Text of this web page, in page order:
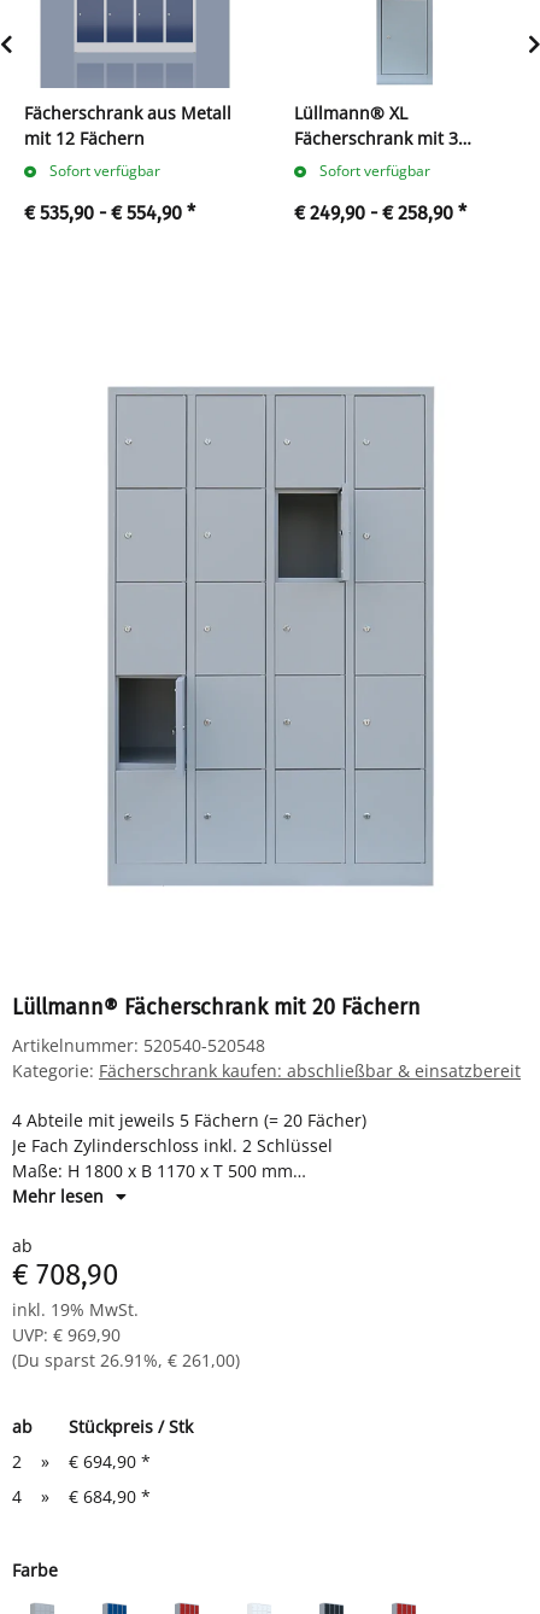
Fächerschrank aus Metall
mit 12 Fächern
Sofort verfügbar
€ 535,90 -€ 554,90 *
Lüllmann® XL
Fächerschrank mit 3
Fächern
Sofort verfügbar
€ 249,90 -€ 258,90 *
Lüllmann® Fächerschrank mit 20 Fächern
Artikelnummer: 520540-520548
Kategorie: Fächerschrank kaufen: abschließbar & einsatzbereit
4 Abteile mit jeweils 5 Fächern (= 20 Fächer)
Je Fach Zylinderschloss inkl. 2 Schlüssel
Maße: H 1800 x B 1170 x T 500 mm
Komplett montiert und verschweißt - sofort einsatzbereit
Mehr lesen
ab
€ 708,90
inkl. 19% MwSt.
UVP: € 969,90
(Du sparst 26.91%, € 261,00)
ab
Stückpreis / Stk
2
» € 694,90 *
4
» € 684,90 *
Farbe